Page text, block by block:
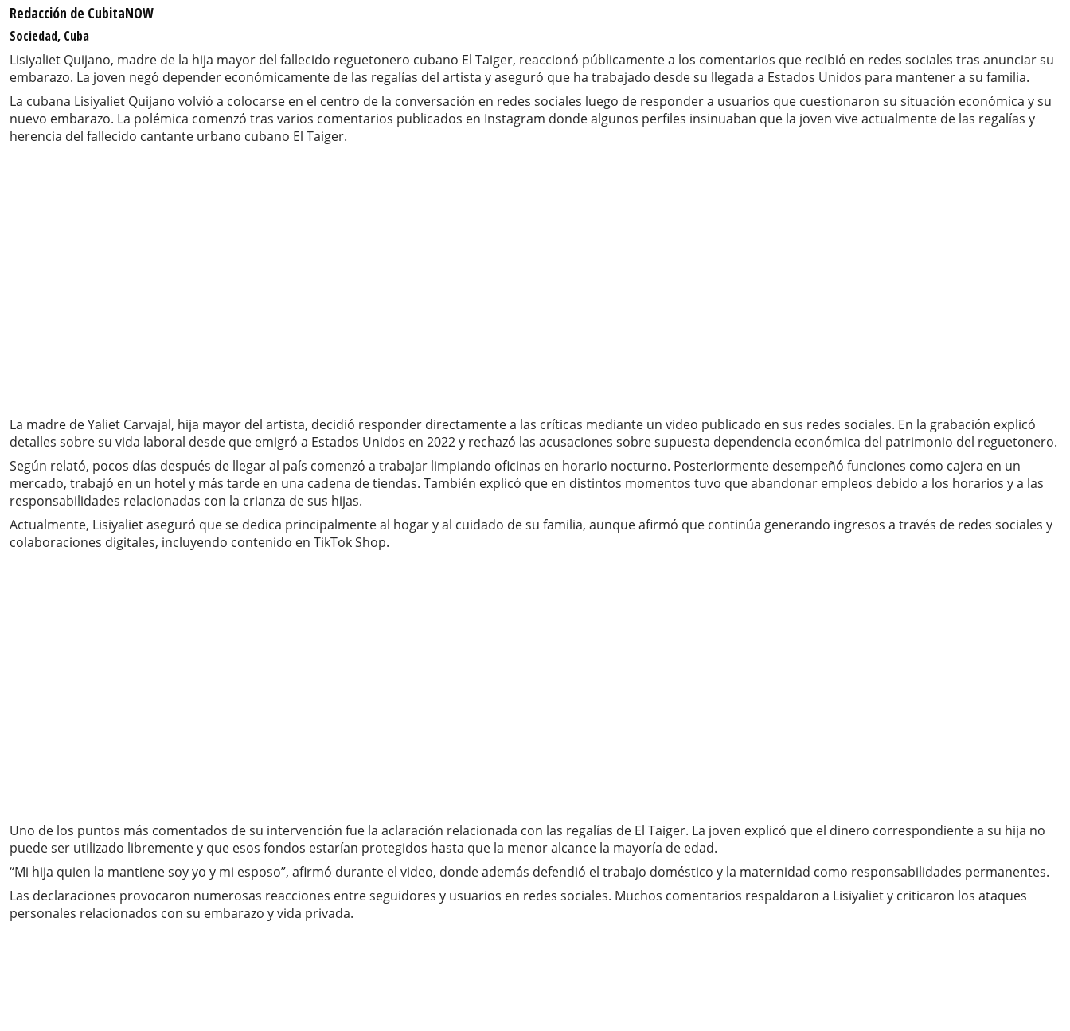
Redacción de CubitaNOW
Sociedad, Cuba
Lisiyaliet Quijano, madre de la hija mayor del fallecido reguetonero cubano El Taiger, reaccionó públicamente a los comentarios que recibió en redes sociales tras anunciar su
embarazo. La joven negó depender económicamente de las regalías del artista y aseguró que ha trabajado desde su llegada a Estados Unidos para mantener a su familia.
La cubana Lisiyaliet Quijano volvió a colocarse en el centro de la conversación en redes sociales luego de responder a usuarios que cuestionaron su situación económica y su
nuevo embarazo. La polémica comenzó tras varios comentarios publicados en Instagram donde algunos perfiles insinuaban que la joven vive actualmente de las regalías y
herencia del fallecido cantante urbano cubano El Taiger.
La madre de Yaliet Carvajal, hija mayor del artista, decidió responder directamente a las críticas mediante un video publicado en sus redes sociales. En la grabación explicó
detalles sobre su vida laboral desde que emigró a Estados Unidos en 2022 y rechazó las acusaciones sobre supuesta dependencia económica del patrimonio del reguetonero.
Según relató, pocos días después de llegar al país comenzó a trabajar limpiando oficinas en horario nocturno. Posteriormente desempeñó funciones como cajera en un
mercado, trabajó en un hotel y más tarde en una cadena de tiendas. También explicó que en distintos momentos tuvo que abandonar empleos debido a los horarios y a las
responsabilidades relacionadas con la crianza de sus hijas.
Actualmente, Lisiyaliet aseguró que se dedica principalmente al hogar y al cuidado de su familia, aunque afirmó que continúa generando ingresos a través de redes sociales y
colaboraciones digitales, incluyendo contenido en TikTok Shop.
Uno de los puntos más comentados de su intervención fue la aclaración relacionada con las regalías de El Taiger. La joven explicó que el dinero correspondiente a su hija no
puede ser utilizado libremente y que esos fondos estarían protegidos hasta que la menor alcance la mayoría de edad.
“Mi hija quien la mantiene soy yo y mi esposo”, afirmó durante el video, donde además defendió el trabajo doméstico y la maternidad como responsabilidades permanentes.
Las declaraciones provocaron numerosas reacciones entre seguidores y usuarios en redes sociales. Muchos comentarios respaldaron a Lisiyaliet y criticaron los ataques
personales relacionados con su embarazo y vida privada.